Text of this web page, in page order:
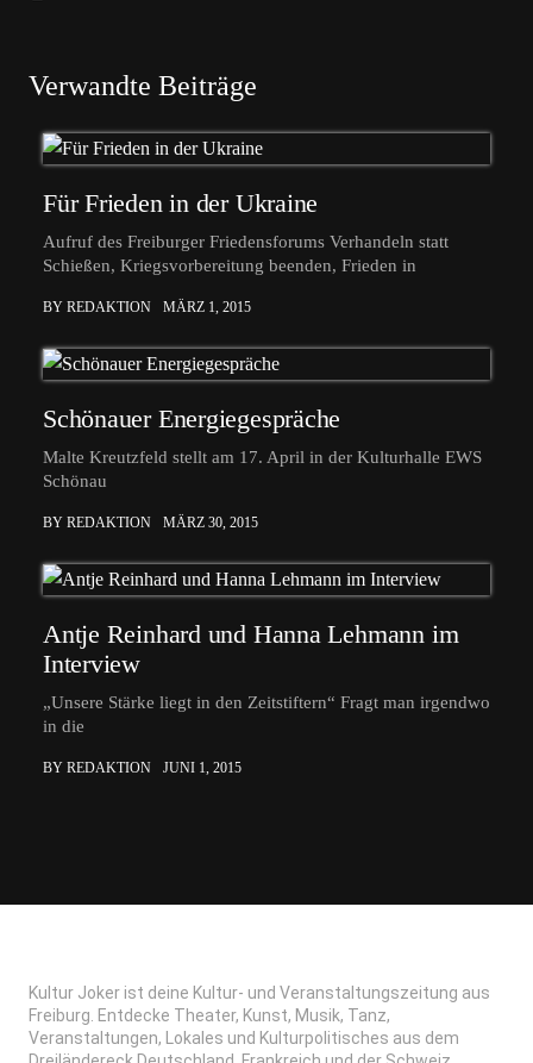
Verwandte Beiträge
Für Frieden in der Ukraine
Aufruf des Freiburger Friedensforums Verhandeln statt
Schießen, Kriegsvorbereitung beenden, Frieden in
BY REDAKTION MÄRZ 1, 2015
Schönauer Energiegespräche
Malte Kreutzfeld stellt am 17. April in der Kulturhalle EWS
Schönau
BY REDAKTION MÄRZ 30, 2015
Antje Reinhard und Hanna Lehmann im
Interview
„Unsere Stärke liegt in den Zeitstiftern“ Fragt man irgendwo
in die
BY REDAKTION JUNI 1, 2015
Kultur Joker ist deine Kultur- und Veranstaltungszeitung aus
Freiburg. Entdecke Theater, Kunst, Musik, Tanz,
Veranstaltungen, Lokales und Kulturpolitisches aus dem